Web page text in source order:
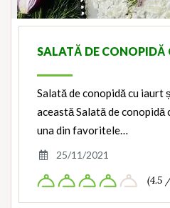
SALATĂ DE CONOPIDĂ
Salată de conopidă cu iaurt
această Salată de
una din favoritele…
25/11/2021
(4.5